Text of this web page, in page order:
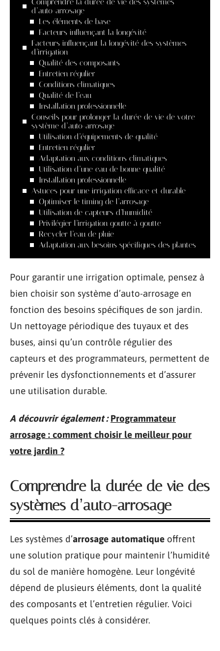
d’auto-arrosage
Les éléments de base
Facteurs influençant la longévité
Facteurs influençant la longévité des systèmes
d’irrigation
Qualité des composants
Entretien régulier
Conditions climatiques
Qualité de l’eau
Installation professionnelle
Conseils pour prolonger la durée de vie de votre
système d’auto-arrosage
Utilisation d’équipements de qualité
Entretien régulier
Adaptation aux conditions climatiques
Utilisation d’une eau de bonne qualité
Installation professionnelle
Astuces pour une irrigation efficace et durable
Optimiser le timing de l’arrosage
Utilisation de capteurs d’humidité
Privilégier l’irrigation goutte à goutte
Recycler l’eau de pluie
Adaptation aux besoins spécifiques des plantes
Pour garantir une irrigation optimale, pensez à
bien choisir son système d’auto-arrosage en
fonction des besoins spécifiques de son jardin.
Un nettoyage périodique des tuyaux et des
buses, ainsi qu’un contrôle régulier des
capteurs et des programmateurs, permettent de
prévenir les dysfonctionnements et d’assurer
une utilisation durable.
A découvrir également : Programmateur
arrosage : comment choisir le meilleur pour
votre jardin ?
Comprendre la durée de vie des
systèmes d’auto-arrosage
Les systèmes d’arrosage automatique offrent
une solution pratique pour maintenir l’humidité
du sol de manière homogène. Leur longévité
dépend de plusieurs éléments, dont la qualité
des composants et l’entretien régulier. Voici
quelques points clés à considérer.